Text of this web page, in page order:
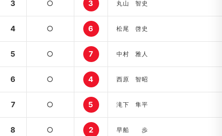
3 ○ 3 丸山 智史
4 ○ 6 松尾 啓史
5 ○ 7 中村 雅人
6 ○ 4 西原 智昭
7 ○ 5 滝下 隼平
8 ○ 2 早船 歩